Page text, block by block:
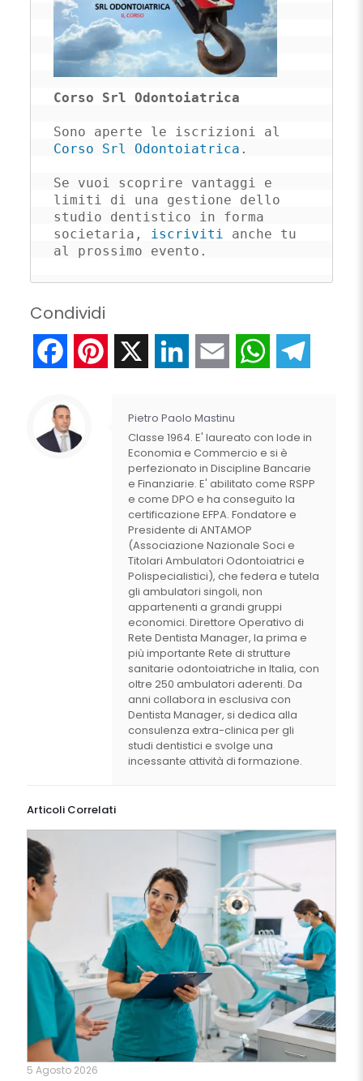
Corso Srl Odontoiatrica
Corso Srl Odontoiatrica .
Se vuoi scoprire vantaggi e
limiti di una gestione dello
studio dentistico in forma
societaria, iscriviti anche tu
al prossimo evento.
Condividi
FacebookPinterest LinkedIn Email WhatsApp
Pietro Paolo Mastinu
Classe 1964. E' laureato con lode in
Economia e Commercio e si è
perfezionato in Discipline Bancarie
e Finanziarie. E' abilitato come RSPP
e come DPO e ha conseguito la
certificazione EFPA. Fondatore e
Presidente di ANTAMOP
(Associazione Nazionale Soci e
Titolari Ambulatori Odontoiatrici e
Polispecialistici), che federa e tutela
gli ambulatori singoli, non
appartenenti a grandi gruppi
economici. Direttore Operativo di
Rete Dentista Manager, la prima e
più importante Rete di strutture
sanitarie odontoiatriche in Italia, con
oltre 250 ambulatori aderenti. Da
anni collabora in esclusiva con
Dentista Manager, si dedica alla
consulenza extra-clinica per gli
studi dentistici e svolge una
incessante attività di formazione.
Articoli Correlati
5 Agosto 2026